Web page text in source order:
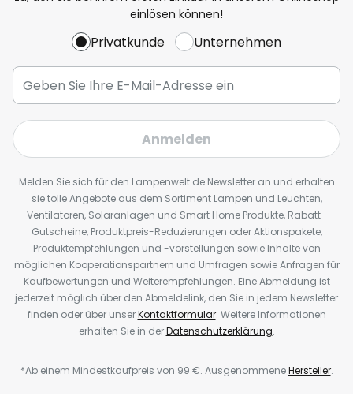
einlösen können!
Privatkunde Unternehmen
Anmelden
Melden Sie sich für den Lampenwelt.de Newsletter an und erhalten
sie tolle Angebote aus dem Sortiment Lampen und Leuchten,
Ventilatoren, Solaranlagen und Smart Home Produkte, Rabatt-
Gutscheine, Produktpreis-Reduzierungen oder Aktionspakete,
Produktempfehlungen und -vorstellungen sowie Inhalte von
möglichen Kooperationspartnern und Umfragen sowie Anfragen für
Kaufbewertungen und Weiterempfehlungen. Eine Abmeldung ist
jederzeit möglich über den Abmeldelink, den Sie in jedem Newsletter
finden oder über unserKontaktformular. Weitere Informationen
erhalten Sie in derDatenschutzerklärung.
*Ab einem Mindestkaufpreis von 99 €. AusgenommeneHersteller.